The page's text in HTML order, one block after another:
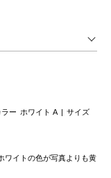
ラー ホワイト A
サイズ
ワイトの色が写真よりも黄